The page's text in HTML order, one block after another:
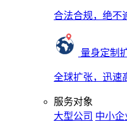
合法合规，绝不
量身定制
全球扩张，迅速
服务对象
大型公司 中小企